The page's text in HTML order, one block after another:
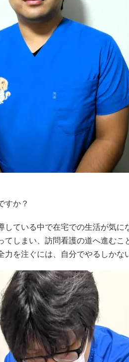
すか？
ている中で在宅での生活が気
しまい、訪問看護の道へ進む
を注ぐには、自分でやるしかな